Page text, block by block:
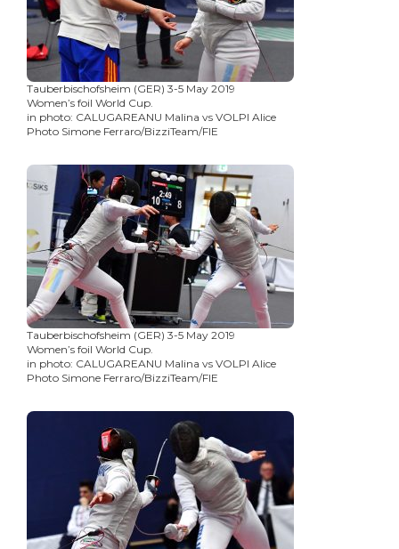
Tauberbischofsheim (GER) 3-5 May 2019
Women’s foil World Cup.
in photo: CALUGAREANU Malina vs VOLPI Alice
Photo Simone Ferraro/BizziTeam/FIE
Tauberbischofsheim (GER) 3-5 May 2019
Women’s foil World Cup.
in photo: CALUGAREANU Malina vs VOLPI Alice
Photo Simone Ferraro/BizziTeam/FIE